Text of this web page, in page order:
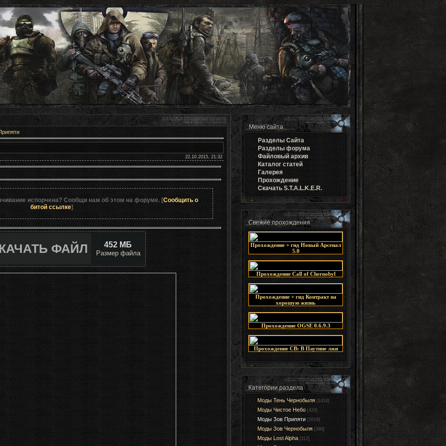
22.10.2015, 21:32
испорчена? Сообщи нам об этом на форуме. [Сообщить о
битой ссылке]
ФАЙЛ 452 МБ
Размер файла
Меню сайта
Разделы Cайта
Разделы форума
Файловый архив
Каталог статей
Галерея
Прохождение
Скачать S.T.A.L.K.E.R.
Свежие прохождения
Прохождение + гид Новый Арсенал
5.0
Прохождение Call of Chernobyl
Прохождение + гид Контракт на
хорошую жизнь
Прохождение OGSE 0.6.9.3
Прохождение СВ: В Паутине лжи
Категории раздела
Моды Тень Чернобыля [1416]
Моды Чистое Небо [424]
Моды Зов Припяти [1019]
Моды Зов Чернобыля [390]
Моды Lost Alpha [112]